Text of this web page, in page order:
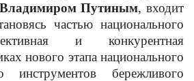
Владимиром Путиным, входит
частью национального
и конкурентная
нового этапа национального
инструментов бережливого